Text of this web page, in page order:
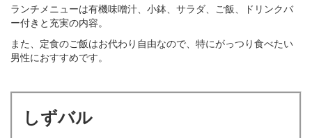
ランチメニューは有機味噌汁、小鉢、サラダ、ご飯、ドリンクバ
ー付きと充実の内容。
また、定食のご飯はお代わり自由なので、特にがっつり食べたい
男性におすすめです。
しずバル